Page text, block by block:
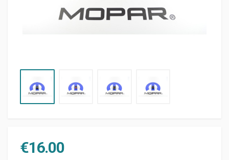
€16.00